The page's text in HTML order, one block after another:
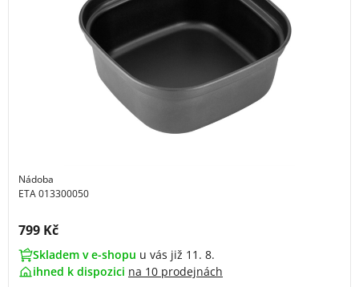
Nádoba
ETA 013300050
Cena s DPH:
799 Kč
Skladem v e-shopu u vás již 11. 8.
ihned k dispozici na 10 prodejnách